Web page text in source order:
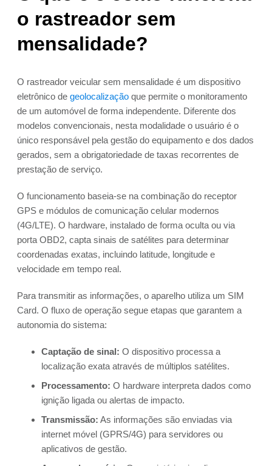
o rastreador sem
mensalidade?
O rastreador veicular sem mensalidade é um dispositivo
eletrônico de geolocalização que permite o monitoramento
de um automóvel de forma independente. Diferente dos
modelos convencionais, nesta modalidade o usuário é o
único responsável pela gestão do equipamento e dos dados
gerados, sem a obrigatoriedade de taxas recorrentes de
prestação de serviço.
O funcionamento baseia-se na combinação do receptor
GPS e módulos de comunicação celular modernos
(4G/LTE). O hardware, instalado de forma oculta ou via
porta OBD2, capta sinais de satélites para determinar
coordenadas exatas, incluindo latitude, longitude e
velocidade em tempo real.
Para transmitir as informações, o aparelho utiliza um SIM
Card. O fluxo de operação segue etapas que garantem a
autonomia do sistema:
Captação de sinal: O dispositivo processa a
localização exata através de múltiplos satélites.
Processamento: O hardware interpreta dados como
ignição ligada ou alertas de impacto.
Transmissão: As informações são enviadas via
internet móvel (GPRS/4G) para servidores ou
aplicativos de gestão.